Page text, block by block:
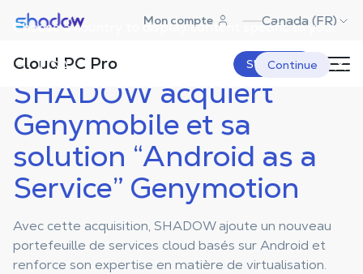
Choose a country to display content specific to your
USA Continue
Shadow.tech Mon compte Canada (FR)
Cloud PC Pro S'abonner
Shadow Blog Shadow News
SHADOW acquiert Genymobile et sa
SHADOW acquiert
Genymobile et sa
solution “Android as a
Service” Genymotion
Avec cette acquisition, SHADOW ajoute un nouveau
portefeuille de services cloud basés sur Android et
renforce son expertise en matière de virtualisation.